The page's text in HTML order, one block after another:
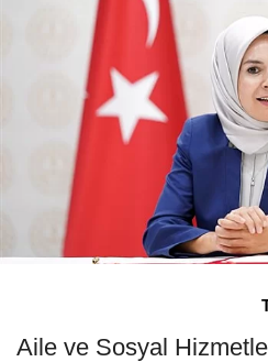
Aile ve Sosyal